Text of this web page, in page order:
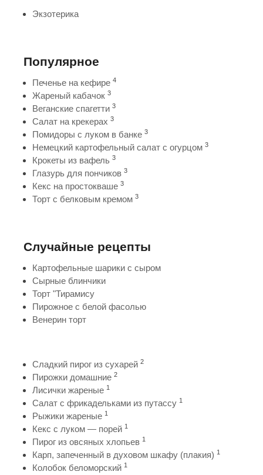
Экзотерика
Популярное
Печенье на кефире 4
Жареный кабачок 3
Веганские спагетти 3
Салат на крекерах 3
Помидоры с луком в банке 3
Немецкий картофельный салат с огурцом 3
Крокеты из вафель 3
Глазурь для пончиков 3
Кекс на простокваше 3
Торт с белковым кремом 3
Случайные рецепты
Картофельные шарики с сыром
Сырные блинчики
Торт "Тирамису
Пирожное с белой фасолью
Венерин торт
Сладкий пирог из сухарей 2
Пирожки домашние 2
Лисички жареные 1
Салат с фрикадельками из путассу 1
Рыжики жареные 1
Кекс с луком — порей 1
Пирог из овсяных хлопьев 1
Карп, запеченный в духовом шкафу (плакия) 1
Колобок беломорский 1